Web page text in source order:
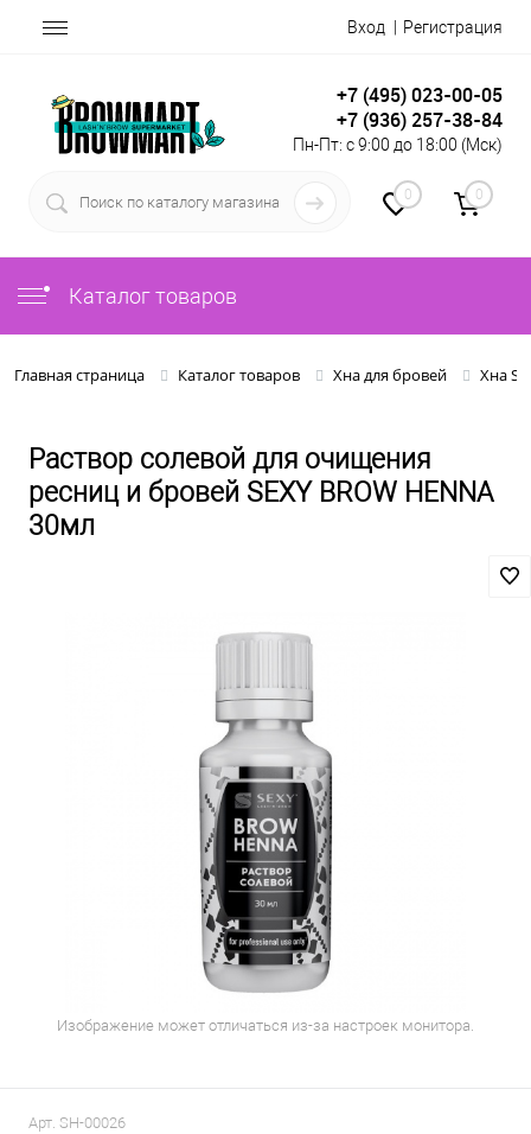
Вход Регистрация
+7 (495) 023-00-05
+7 (936) 257-38-84
Пн-Пт: с 9:00 до 18:00 (Мск)
0 0
Каталог товаров
Главная страница Каталог товаров Хна для бровей Хна
Раствор солевой для очищения
ресниц и бровей SEXY BROW HENNA
30мл
Изображение может отличаться из-за настроек монитора.
Арт. SH-00026